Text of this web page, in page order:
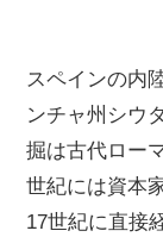
スペインの内
ンチャ州シウ
掘は古代ロー
世紀には資本
17世紀に直接